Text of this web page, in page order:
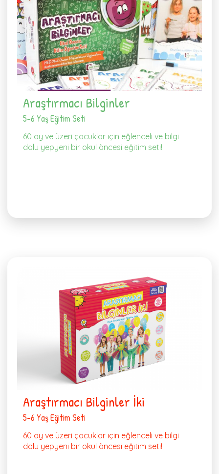
Araştırmacı Bilginler
5-6 Yaş Eğitim Seti
60 ay ve üzeri çocuklar ıçin eğlenceli ve bilgi
dolu yepyeni bir okul öncesi eğitim seti!
Araştırmacı Bilginler İki
5-6 Yaş Eğitim Seti
60 ay ve üzeri çocuklar ıçin eğlenceli ve bilgi
dolu yepyeni bir okul öncesi eğitim seti!